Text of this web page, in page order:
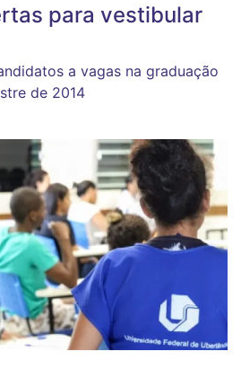
para vestibular
a vagas na graduação
de 2014